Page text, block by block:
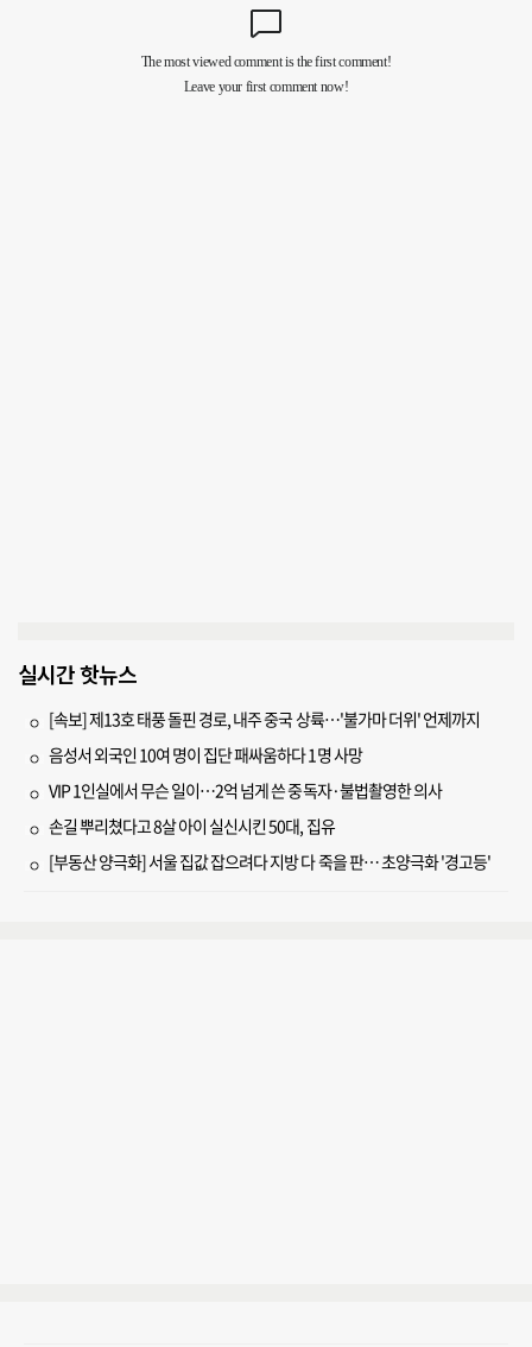
실시간 핫뉴스
[속보] 제13호 태풍 돌핀 경로, 내주 중국 상륙…'불가마 더위' 언제까지
음성서 외국인 10여 명이 집단 패싸움하다 1명 사망
VIP 1인실에서 무슨 일이…2억 넘게 쓴 중독자·불법촬영한 의사
손길 뿌리쳤다고 8살 아이 실신시킨 50대, 집유
[부동산 양극화] 서울 집값 잡으려다 지방 다 죽을 판… 초양극화 '경고등'